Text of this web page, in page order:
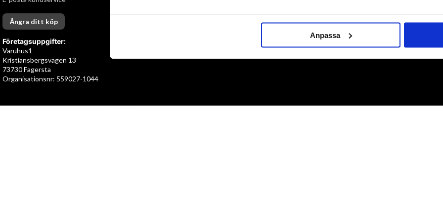
Anpassa
Ångra ditt köp
Företagsuppgifter:
Varuhus1
Kristiansbergsvägen 13
73730 Fagersta
Organisationsnr: 559027-1044